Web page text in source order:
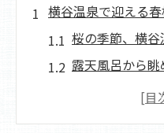
横谷温泉で迎える
桜の季節、横
露天風呂から
春の訪れを感